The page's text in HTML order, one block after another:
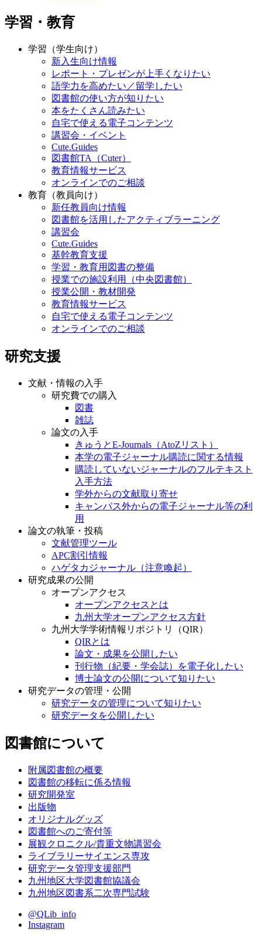
学習・教育
学習（学生向け）
新入生向け情報
レポート・プレゼンが上手くなりたい
語学力を高めたい／留学したい
図書館の使い方が知りたい
本をたくさん読みたい
自宅で使える電子コンテンツ
講習会・イベント
Cute.Guides
図書館TA（Cuter）
教育情報サービス
オンラインでのご相談
教育（教員向け）
新任教員向け情報
図書館を活用したアクティブラーニング
講習会
Cute.Guides
基幹教育支援
学習・教育用図書の整備
授業での施設利用（中央図書館）
授業公開・教材開発
教育情報サービス
自宅で使える電子コンテンツ
オンラインでのご相談
研究支援
文献・情報の入手
研究費での購入
図書
雑誌
論文の入手
きゅうとE-Journals（AtoZリスト）
本学の電子ジャーナル購読に関する情報
購読していないジャーナルのフルテキスト
入手方法
学外からの文献取り寄せ
キャンパス外からの電子ジャーナル等の利
用
論文の執筆・投稿
文献管理ツール
APC割引情報
ハゲタカジャーナル（注意喚起）
研究成果の公開
オープンアクセス
オープンアクセスとは
九州大学オープンアクセス方針
九州大学学術情報リポジトリ（QIR）
QIRとは
論文・成果を公開したい
刊行物（紀要・学会誌）を電子化したい
博士論文の公開について知りたい
研究データの管理・公開
研究データの管理について知りたい
研究データを公開したい
図書館について
附属図書館の概要
図書館の移転に係る情報
研究開発室
出版物
オリジナルグッズ
図書館へのご寄付等
展観クロニクル/貴重文物講習会
ライブラリーサイエンス専攻
研究データ管理支援部門
九州地区大学図書館協議会
九州地区図書系二次専門試験
@QLib_info
Instagram